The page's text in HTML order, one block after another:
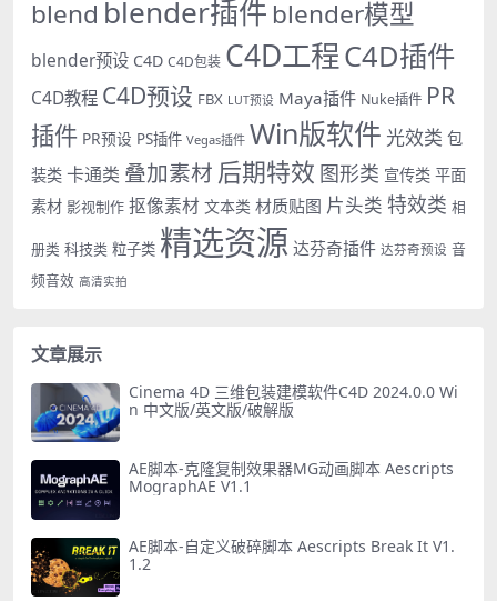
blend blender插件 blender模型
blender预设 C4D C4D包装 C4D工程C4D插件
C4D教程 C4D预设 FBX LUT预设 Maya插件 Nuke插件 PR
插件 PR预设 PS插件 Vegas插件 Win版软件 光效类 包
装类 卡通类 叠加素材 后期特效 图形类 宣传类 平面
素材 影视制作 抠像素材 文本类 材质贴图 片头类 特效类 相
册类 科技类 粒子类 精选资源 达芬奇插件 达芬奇预设 音
频音效 高清实拍
文章展示
Cinema 4D 三维包装建模软件C4D 2024.0.0 Wi
n 中文版/英文版/破解版
AE脚本-克隆复制效果器MG动画脚本 Aescripts
MographAE V1.1
AE脚本-自定义破碎脚本 Aescripts Break It V1.
1.2